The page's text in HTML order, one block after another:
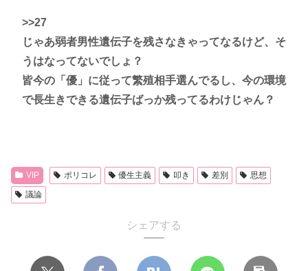
>>27
じゃあ弱者男性遺伝子を残さなきゃってなるけど、そ
うはなってないでしょ？
皆今の「優」に従って繁殖相手選んでるし、今の環境
で長生きできる遺伝子ばっか残ってるわけじゃん？
VIP ポリコレ 優生主義 叩き 差別
思想
議論
シェアする